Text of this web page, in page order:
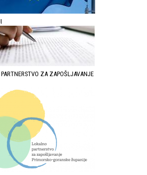
ZA ZAPOŠLJAVANJE